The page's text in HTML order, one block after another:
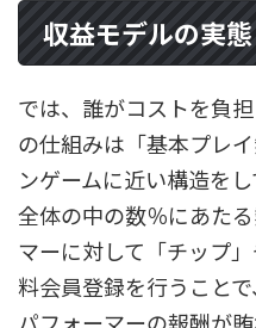
収益モデルの実態
では、誰がコストを負
の仕組みは「基本プレ
ンゲームに近い構造をし
全体の中の数％にあた
マーに対して「チップ
料会員登録を行うこと
パフォーマーの報酬が